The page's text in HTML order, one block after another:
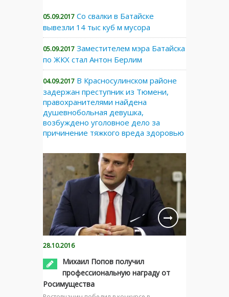
05.09.2017 Со свалки в Батайске
вывезли 14 тыс куб м мусора
05.09.2017 Заместителем мэра Батайска
по ЖКХ стал Антон Берлим
04.09.2017 В Красносулинском районе
задержан преступник из Тюмени,
правохранителями найдена
душевнобольная девушка,
возбуждено уголовное дело за
причинение тяжкого вреда здоровью
28.10.2016
Михаил Попов получил
профессиональную награду от
Росимущества